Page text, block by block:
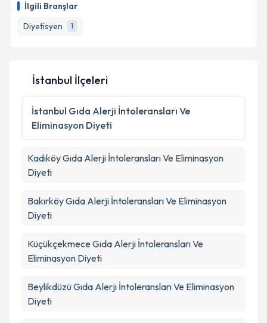
İlgili Branşlar
Diyetisyen
1
İstanbul İlçeleri
İstanbul Gıda Alerji İntoleransları Ve
Eliminasyon Diyeti
KadıköyGıda Alerji İntoleransları Ve Eliminasyon
Diyeti
BakırköyGıda Alerji İntoleransları Ve Eliminasyon
Diyeti
Küçükçekmece Gıda Alerji İntoleransları Ve
Eliminasyon Diyeti
BeylikdüzüGıda Alerji İntoleransları Ve Eliminasyon
Diyeti